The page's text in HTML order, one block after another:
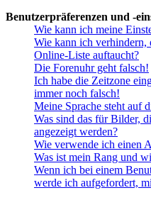
Benutzerpräferenzen und -
Wie kann ich meine
Wie kann ich verhindern,
Online-Liste auftaucht?
Die Forenuhr geht falsch!
Ich habe die Zeitzone
immer noch falsch!
Meine Sprache steht auf
Was sind das für Bilder,
angezeigt werden?
Wie verwende ich einen
Was ist mein Rang und
Wenn ich bei einem
werde ich aufgefordert,